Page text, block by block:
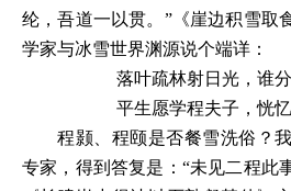
纶，吾道一以贯。”《崖边积雪取
学家与冰雪世界渊源说个端详：
落叶疏林射日光，谁
平生愿学程夫子，恍
程颢、程颐是否餐雪洗俗？
专家，得到答复是： “未见二程此